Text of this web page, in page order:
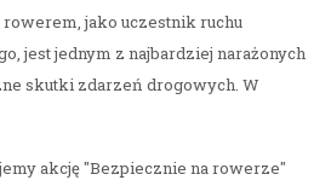
jako uczestnik ruchu
jest jednym z najbardziej narażonych
skutki zdarzeń drogowych. W
akcję "Bezpiecznie na rowerze"